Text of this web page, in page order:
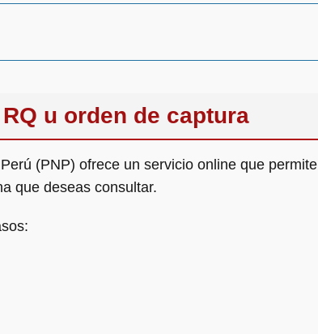
u orden de captura
(PNP) ofrece un servicio online que permite
que deseas consultar.